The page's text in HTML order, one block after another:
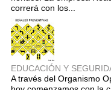
correrá con los...
EDUCACIÓN Y
A través del Organismo